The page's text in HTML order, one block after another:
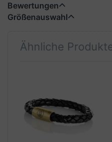
Bewertungen
Größenauswahl
Ähnliche